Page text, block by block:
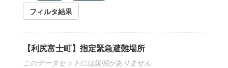
フィルタ結果
【利尻富士町】指定緊急避難場所
このデータセットには説明がありません